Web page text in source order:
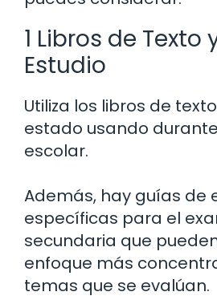
1 Libros de Texto
Estudio
Utiliza los libros de
estado usando
escolar.
Además, hay guías de
específicas para el
secundaria que
enfoque más
temas que se evalúan.